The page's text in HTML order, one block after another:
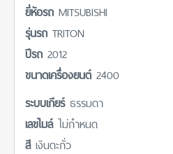
ยี่ห้อรถ MITSUBISHI
รุ่นรถ TRITON
ปีรถ 2012
ขนาดเครื่องยนต์ 2400
ระบบเกียร์ ธรรมดา
เลขไมล์ ไม่กำหนด
สี เงินตะกั่ว